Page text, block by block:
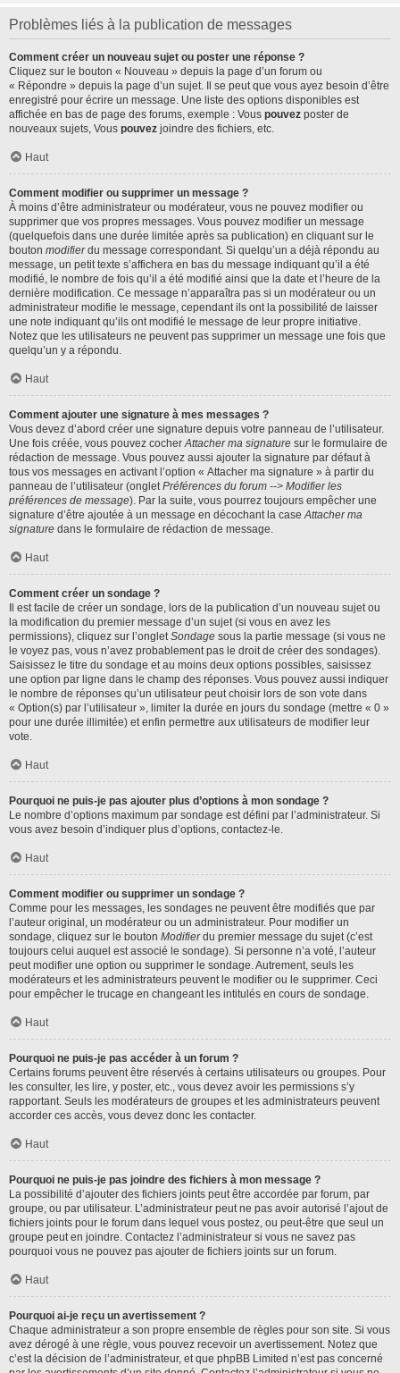
Problèmes liés à la publication de messages
Comment créer un nouveau sujet ou poster une réponse ?
Cliquez sur le bouton « Nouveau » depuis la page d’un forum ou
« Répondre » depuis la page d’un sujet. Il se peut que vous ayez besoin d’être
enregistré pour écrire un message. Une liste des options disponibles est
affichée en bas de page des forums, exemple : Vous pouvez poster de
nouveaux sujets, Vous pouvez joindre des fichiers, etc.
Haut
Comment modifier ou supprimer un message ?
À moins d’être administrateur ou modérateur, vous ne pouvez modifier ou
supprimer que vos propres messages. Vous pouvez modifier un message
(quelquefois dans une durée limitée après sa publication) en cliquant sur le
bouton modifierdu message correspondant. Si quelqu’un a déjà répondu au
message, un petit texte s’affichera en bas du message indiquant qu’il a été
modifié, le nombre de fois qu’il a été modifié ainsi que la date et l’heure de la
dernière modification. Ce message n’apparaîtra pas si un modérateur ou un
administrateur modifie le message, cependant ils ont la possibilité de laisser
une note indiquant qu’ils ont modifié le message de leur propre initiative.
Notez que les utilisateurs ne peuvent pas supprimer un message une fois que
quelqu’un y a répondu.
Haut
Comment ajouter une signature à mes messages ?
Vous devez d’abord créer une signature depuis votre panneau de l’utilisateur.
Une fois créée, vous pouvez cocherAttacher ma signature sur le formulaire de
rédaction de message. Vous pouvez aussi ajouter la signature par défaut à
tous vos messages en activant l’option « Attacher ma signature » à partir du
panneau de l’utilisateur (ongletPréférences du forum --> Modifier les
préférences de message). Par la suite, vous pourrez toujours empêcher une
signature d’être ajoutée à un message en décochant la caseAttacher ma
signature dans le formulaire de rédaction de message.
Haut
Comment créer un sondage ?
Il est facile de créer un sondage, lors de la publication d’un nouveau sujet ou
la modification du premier message d’un sujet (si vous en avez les
permissions), cliquez sur l’ongletSondage sous la partie message (si vous ne
le voyez pas, vous n’avez probablement pas le droit de créer des sondages).
Saisissez le titre du sondage et au moins deux options possibles, saisissez
une option par ligne dans le champ des réponses. Vous pouvez aussi indiquer
le nombre de réponses qu’un utilisateur peut choisir lors de son vote dans
« Option(s) par l’utilisateur », limiter la durée en jours du sondage (mettre « 0 »
pour une durée illimitée) et enfin permettre aux utilisateurs de modifier leur
vote.
Haut
Pourquoi ne puis-je pas ajouter plus d’options à mon sondage ?
Le nombre d’options maximum par sondage est défini par l’administrateur. Si
vous avez besoin d’indiquer plus d’options, contactez-le.
Haut
Comment modifier ou supprimer un sondage ?
Comme pour les messages, les sondages ne peuvent être modifiés que par
l’auteur original, un modérateur ou un administrateur. Pour modifier un
sondage, cliquez sur le bouton Modifierdu premier message du sujet (c’est
toujours celui auquel est associé le sondage). Si personne n’a voté, l’auteur
peut modifier une option ou supprimer le sondage. Autrement, seuls les
modérateurs et les administrateurs peuvent le modifier ou le supprimer. Ceci
pour empêcher le trucage en changeant les intitulés en cours de sondage.
Haut
Pourquoi ne puis-je pas accéder à un forum ?
Certains forums peuvent être réservés à certains utilisateurs ou groupes. Pour
les consulter, les lire, y poster, etc., vous devez avoir les permissions s’y
rapportant. Seuls les modérateurs de groupes et les administrateurs peuvent
accorder ces accès, vous devez donc les contacter.
Haut
Pourquoi ne puis-je pas joindre des fichiers à mon message ?
La possibilité d’ajouter des fichiers joints peut être accordée par forum, par
groupe, ou par utilisateur. L’administrateur peut ne pas avoir autorisé l’ajout de
fichiers joints pour le forum dans lequel vous postez, ou peut-être que seul un
groupe peut en joindre. Contactez l’administrateur si vous ne savez pas
pourquoi vous ne pouvez pas ajouter de fichiers joints sur un forum.
Haut
Pourquoi ai-je reçu un avertissement ?
Chaque administrateur a son propre ensemble de règles pour son site. Si vous
avez dérogé à une règle, vous pouvez recevoir un avertissement. Notez que
c’est la décision de l’administrateur, et que phpBB Limited n’est pas concerné